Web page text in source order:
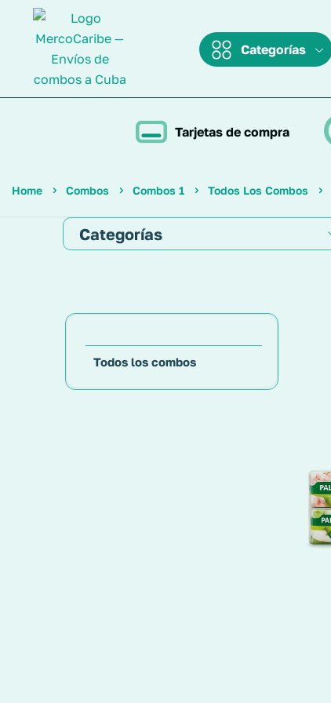
Categorías
Tarjetas de compra
Home Combos Combos 1 Todos Los Combos
Categorías
Todos los combos